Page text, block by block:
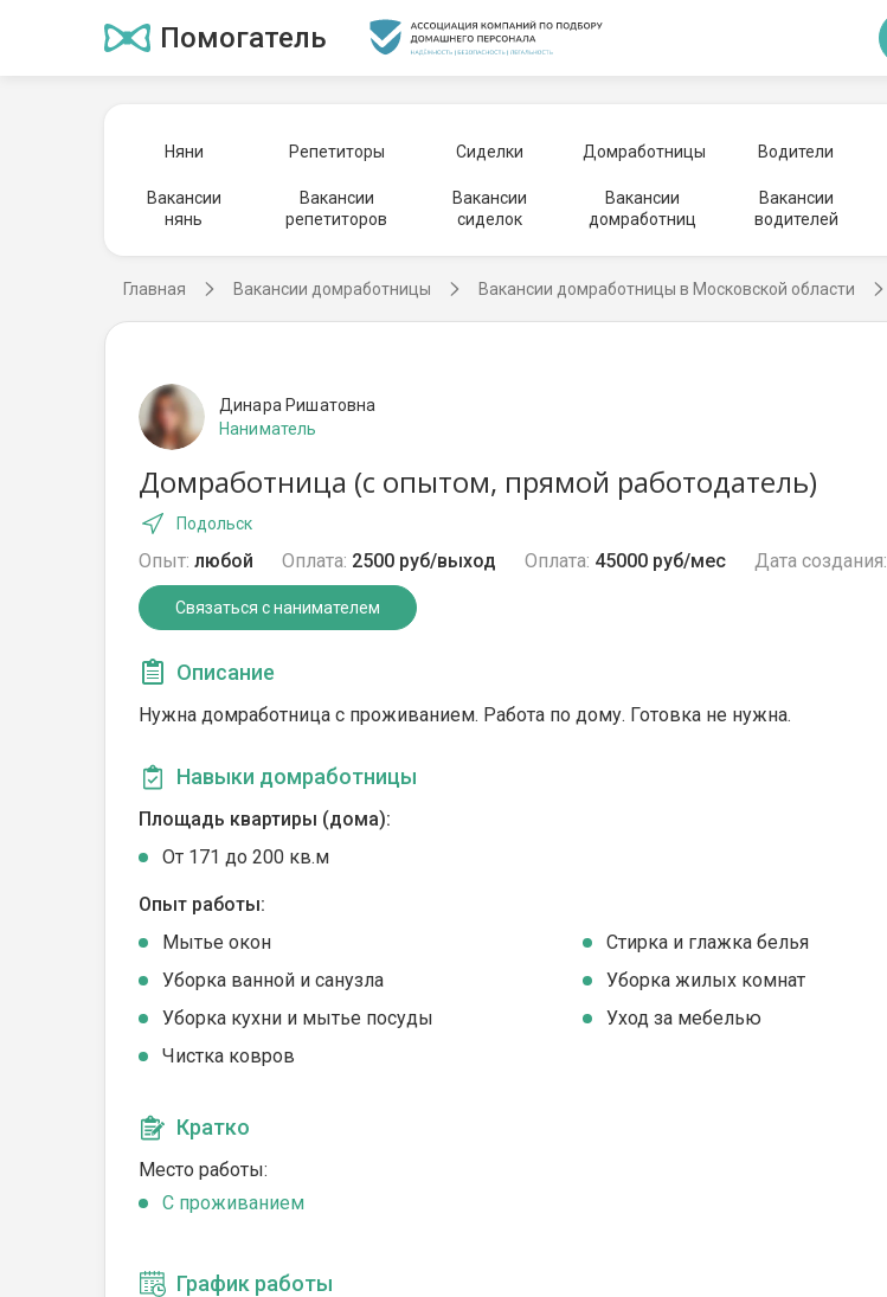
Помогатель
Няни Репетиторы Сиделки Домработницы Водители
Вакансии
нянь
Вакансии
репетиторов
Вакансии
сиделок
Вакансии
домработниц
Вакансии
водителей
Главная Вакансии домработницы Вакансии домработницы в Московской области
Динара Ришатовна
Наниматель
Домработница (с опытом, прямой работодатель)
Подольск
Опыт: любой Оплата: 2500 руб/выход Оплата: 45000 руб/мес Дата создания:
Связаться с нанимателем
Описание
Нужна домработница с проживанием. Работа по дому. Готовка не нужна.
Навыки домработницы
Площадь квартиры (дома):
От 171 до 200 кв.м
Опыт работы:
Мытье окон
Стирка и глажка белья
Уборка ванной и санузла
Уборка жилых комнат
Уборка кухни и мытье посуды
Уход за мебелью
Чистка ковров
Кратко
Место работы:
C проживанием
График работы